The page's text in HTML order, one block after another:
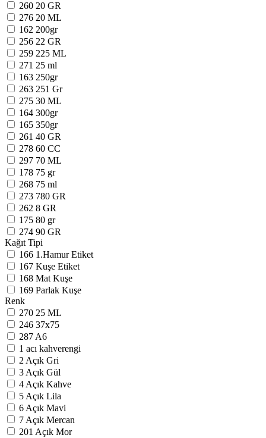
260 20 GR
276 20 ML
162 200gr
256 22 GR
259 225 ML
271 25 ml
163 250gr
263 251 Gr
275 30 ML
164 300gr
165 350gr
261 40 GR
278 60 CC
297 70 ML
178 75 gr
268 75 ml
273 780 GR
262 8 GR
175 80 gr
274 90 GR
Kağıt Tipi
166 1.Hamur Etiket
167 Kuşe Etiket
168 Mat Kuşe
169 Parlak Kuşe
Renk
270 25 ML
246 37x75
287 A6
1 acı kahverengi
2 Açık Gri
3 Açık Gül
4 Açık Kahve
5 Açık Lila
6 Açık Mavi
7 Açık Mercan
201 Açık Mor